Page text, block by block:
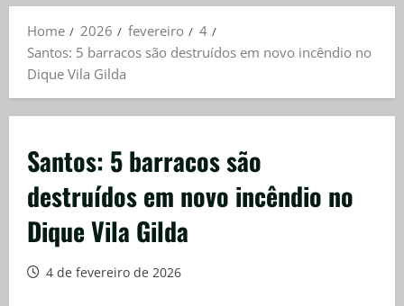
Home
2026 fevereiro
4
Santos: 5 barracos são destruídos em novo incêndio no
Dique Vila Gilda
Santos: 5 barracos são
destruídos em novo incêndio no
Dique Vila Gilda
4 de fevereiro de 2026